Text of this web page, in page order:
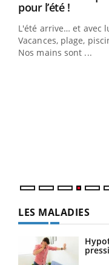
pour l’été !Youtube
L'été arrive… et avec
Vacances, plage,
Nos mains sont ...
LES MALADIES